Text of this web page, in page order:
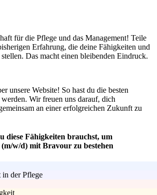
für die Pflege und das Management! Teile
Erfahrung, die deine Fähigkeiten und
Das macht einen bleibenden Eindruck.
unsere Website! So hast du die besten
Wir freuen uns darauf, dich
an einer erfolgreichen Zukunft zu
diese Fähigkeiten brauchst, um
w/d) mit Bravour zu bestehen
in der Pflege